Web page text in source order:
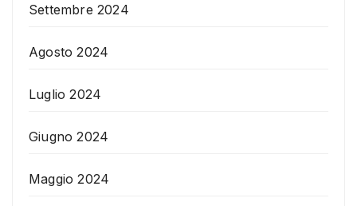
Settembre 2024
Agosto 2024
Luglio 2024
Giugno 2024
Maggio 2024